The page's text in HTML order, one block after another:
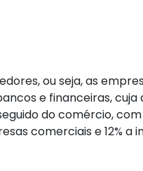
ou seja, as
e financeiras,
do comércio,
comerciais e 12% a